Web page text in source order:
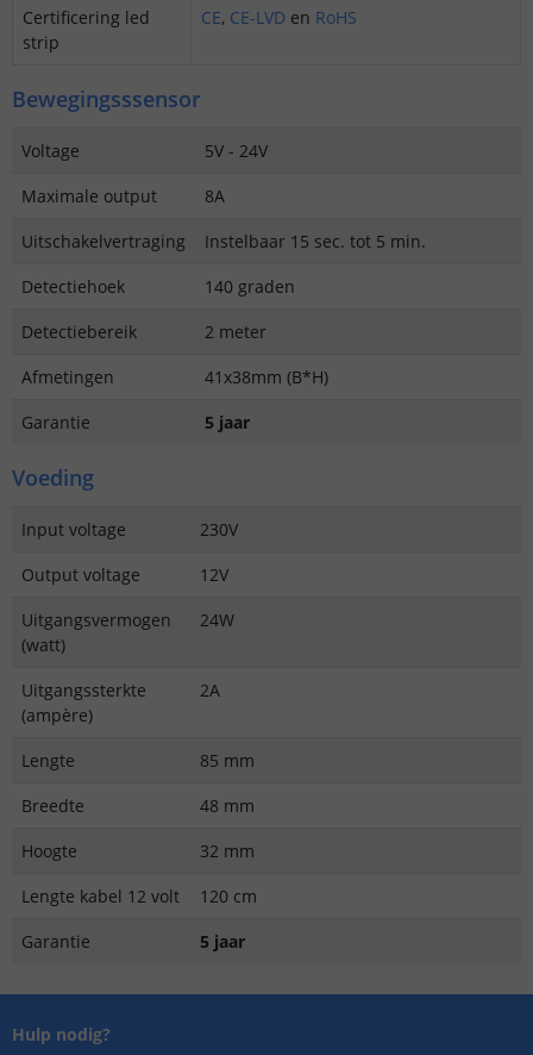
Certificering led
strip
CE, CE-LVD en RoHS
Bewegingsssensor
Voltage
5V - 24V
Maximale output
8A
Uitschakelvertraging
Instelbaar 15 sec. tot 5 min.
Detectiehoek
140 graden
Detectiebereik
2 meter
Afmetingen
41x38mm (B*H)
Garantie
5 jaar
Voeding
Input voltage
230V
Output voltage
12V
Uitgangsvermogen
(watt)
24W
Uitgangssterkte
(ampère)
2A
Lengte
85 mm
Breedte
48 mm
Hoogte
32 mm
Lengte kabel 12 volt
120 cm
Garantie
5 jaar
Hulp nodig?